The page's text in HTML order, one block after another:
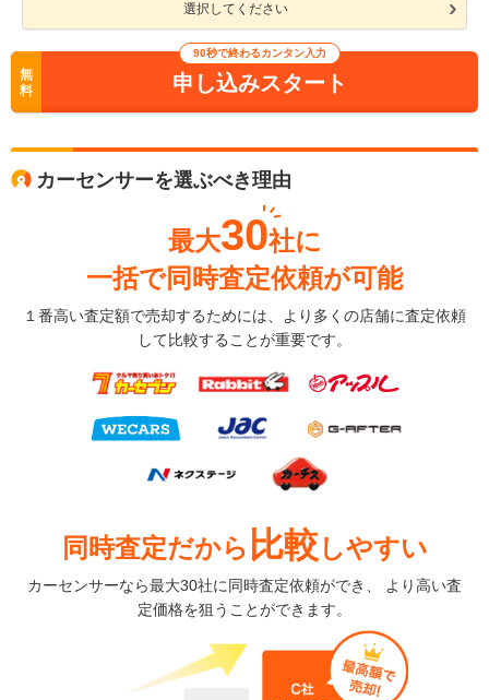
選択してください
無
料
90秒で終わるカンタン入力
申し込みスタート
カーセンサーを選ぶべき理由
最大30社に
一括で同時査定依頼が可能
１番高い査定額で売却するためには、より多くの店舗に査定依頼
して比較することが重要です。
同時査定だから 比較 しやすい
カーセンサーなら最大30社に同時査定依頼ができ、 より高い査
定価格を狙うことができます。